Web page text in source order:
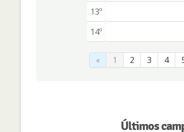
13º
14º
« 1 2 3 4
Últimos